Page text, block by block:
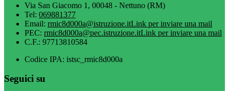
Via San Giacomo 1, 00048 - Nettuno (RM)
Tel: 069881377
Email: rmic8d000a@istruzione.itLink per inviare una mail
PEC: rmic8d000a@pec.istruzione.itLink per inviare una mail
C.F.: 97713810584
Codice IPA: istsc_rmic8d000a
Seguici su